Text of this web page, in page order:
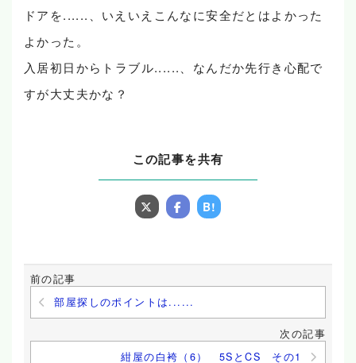
ドアを......、いえいえこんなに安全だとはよかった
よかった。
入居初日からトラブル......、なんだか先行き心配で
すが大丈夫かな？
この記事を共有
B!
前の記事
部屋探しのポイントは......
次の記事
紺屋の白袴（6） 5SとCS その1